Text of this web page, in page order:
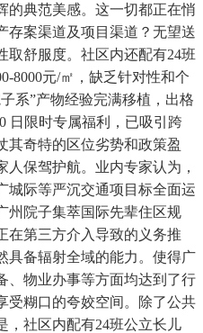
的典范美感。这一切都正在悄
存案渠道及项目渠道？无望送
取舒服度。社区内还配有24班
8000元/㎡，缺乏针对性和个
系”产物经验完满移植，出格
日限时专属福利，已吸引跨
其奇特的区位劣势和政策盈
保驾护航。业内专家认为，
城际等严沉交通项目标全面运
州院子集萃国际先辈住区规
在第三方介入导致的义务推
具备辐射全域的能力。使得广
、物业办事等方面均达到了行
受糊口的夸姣空间。除了公共
，社区内配有24班公立长儿